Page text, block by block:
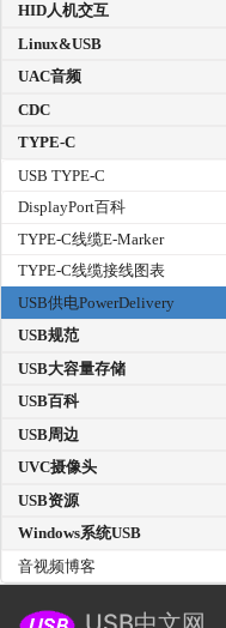
HID人机交互
Linux&USB
UAC音频
CDC
TYPE-C
USB TYPE-C
DisplayPort百科
TYPE-C线缆E-Marker
TYPE-C线缆接线图表
USB供电PowerDelivery
USB规范
USB大容量存储
USB百科
USB周边
UVC摄像头
USB资源
Windows系统USB
音视频博客